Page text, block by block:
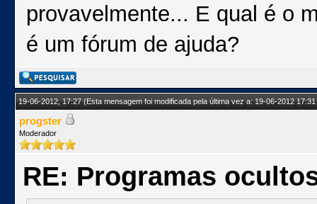
provavelmente... E qual é o
é um fórum de ajuda?
19-06-2012, 17:27(Esta mensagem foi modificada pela última vez a: 19-06-2012
progster
Moderador
RE: Programas